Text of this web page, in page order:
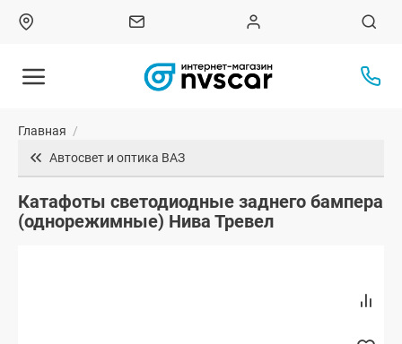
Главная /
Автосвет и оптика ВАЗ
Катафоты светодиодные заднего бампера
(однорежимные) Нива Тревел